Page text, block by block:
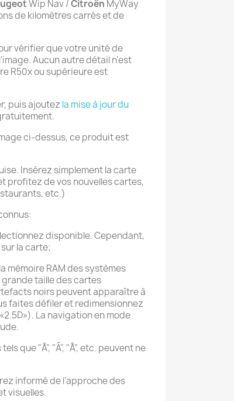
Wip Nav /Citroën MyWay
de kilomètres carrés et de
vérifier que votre unité de
Aucun autre détail n'est
R50x ou supérieure est
puis ajoutez la mise à jour du
ci-dessus, ce produit est
Insérez simplement la carte
profitez de vos nouvelles cartes,
etc.)
disponible. Cependant,
la carte;
mémoire RAM des systèmes
grande taille des cartes
noirs peuvent apparaître à
faites défiler et redimensionnez
La navigation en mode
que "Å", "Ã", "Å", etc. peuvent ne
informé de l’approche des
visuelles.